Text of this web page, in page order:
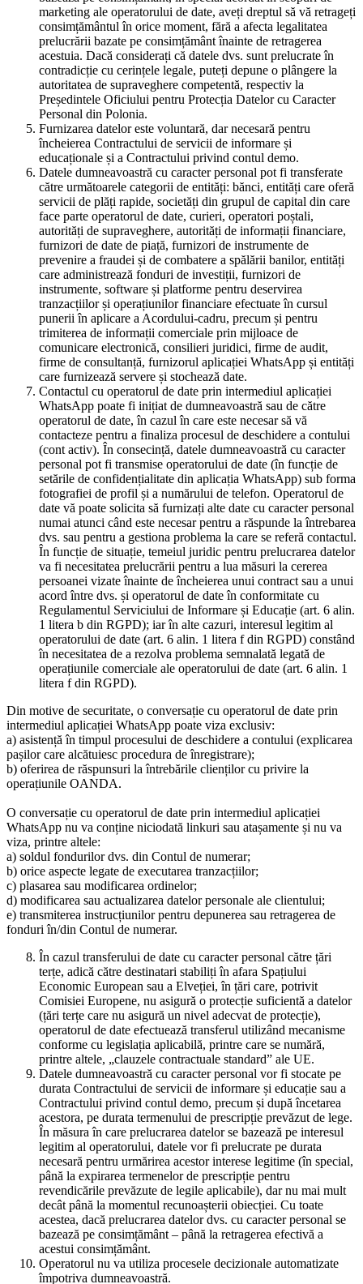
marketing ale operatorului de date, aveți dreptul să vă retrageți
consimțământul în orice moment, fără a afecta legalitatea
prelucrării bazate pe consimțământ înainte de retragerea
acestuia. Dacă considerați că datele dvs. sunt prelucrate în
contradicție cu cerințele legale, puteți depune o plângere la
autoritatea de supraveghere competentă, respectiv la
Președintele Oficiului pentru Protecția Datelor cu Caracter
Personal din Polonia.
Furnizarea datelor este voluntară, dar necesară pentru
încheierea Contractului de servicii de informare și
educaționale și a Contractului privind contul demo.
Datele dumneavoastră cu caracter personal pot fi transferate
către următoarele categorii de entități: bănci, entități care oferă
servicii de plăți rapide, societăți din grupul de capital din care
face parte operatorul de date, curieri, operatori poștali,
autorități de supraveghere, autorități de informații financiare,
furnizori de date de piață, furnizori de instrumente de
prevenire a fraudei și de combatere a spălării banilor, entități
care administrează fonduri de investiții, furnizori de
instrumente, software și platforme pentru deservirea
tranzacțiilor și operațiunilor financiare efectuate în cursul
punerii în aplicare a Acordului-cadru, precum și pentru
trimiterea de informații comerciale prin mijloace de
comunicare electronică, consilieri juridici, firme de audit,
firme de consultanță, furnizorul aplicației WhatsApp și entități
care furnizează servere și stochează date.
Contactul cu operatorul de date prin intermediul aplicației
WhatsApp poate fi inițiat de dumneavoastră sau de către
operatorul de date, în cazul în care este necesar să vă
contacteze pentru a finaliza procesul de deschidere a contului
(cont activ). În consecință, datele dumneavoastră cu caracter
personal pot fi transmise operatorului de date (în funcție de
setările de confidențialitate din aplicația WhatsApp) sub forma
fotografiei de profil și a numărului de telefon. Operatorul de
date vă poate solicita să furnizați alte date cu caracter personal
numai atunci când este necesar pentru a răspunde la întrebarea
dvs. sau pentru a gestiona problema la care se referă contactul.
În funcție de situație, temeiul juridic pentru prelucrarea datelor
va fi necesitatea prelucrării pentru a lua măsuri la cererea
persoanei vizate înainte de încheierea unui contract sau a unui
acord între dvs. și operatorul de date în conformitate cu
Regulamentul Serviciului de Informare și Educație (art. 6 alin.
1 litera b din RGPD); iar în alte cazuri, interesul legitim al
operatorului de date (art. 6 alin. 1 litera f din RGPD) constând
în necesitatea de a rezolva problema semnalată legată de
operațiunile comerciale ale operatorului de date (art. 6 alin. 1
litera f din RGPD).
Din motive de securitate, o conversație cu operatorul de date prin
intermediul aplicației WhatsApp poate viza exclusiv:
a) asistență în timpul procesului de deschidere a contului (explicarea
pașilor care alcătuiesc procedura de înregistrare);
b) oferirea de răspunsuri la întrebările clienților cu privire la
operațiunile OANDA.
O conversație cu operatorul de date prin intermediul aplicației
WhatsApp nu va conține niciodată linkuri sau atașamente și nu va
viza, printre altele:
a) soldul fondurilor dvs. din Contul de numerar;
b) orice aspecte legate de executarea tranzacțiilor;
c) plasarea sau modificarea ordinelor;
d) modificarea sau actualizarea datelor personale ale clientului;
e) transmiterea instrucțiunilor pentru depunerea sau retragerea de
fonduri în/din Contul de numerar.
În cazul transferului de date cu caracter personal către țări
terțe, adică către destinatari stabiliți în afara Spațiului
Economic European sau a Elveției, în țări care, potrivit
Comisiei Europene, nu asigură o protecție suficientă a datelor
(țări terțe care nu asigură un nivel adecvat de protecție),
operatorul de date efectuează transferul utilizând mecanisme
conforme cu legislația aplicabilă, printre care se numără,
printre altele, „clauzele contractuale standard” ale UE.
Datele dumneavoastră cu caracter personal vor fi stocate pe
durata Contractului de servicii de informare și educație sau a
Contractului privind contul demo, precum și după încetarea
acestora, pe durata termenului de prescripție prevăzut de lege.
În măsura în care prelucrarea datelor se bazează pe interesul
legitim al operatorului, datele vor fi prelucrate pe durata
necesară pentru urmărirea acestor interese legitime (în special,
până la expirarea termenelor de prescripție pentru
revendicările prevăzute de legile aplicabile), dar nu mai mult
decât până la momentul recunoașterii obiecției. Cu toate
acestea, dacă prelucrarea datelor dvs. cu caracter personal se
bazează pe consimțământ – până la retragerea efectivă a
acestui consimțământ.
Operatorul nu va utiliza procesele decizionale automatizate
împotriva dumneavoastră.